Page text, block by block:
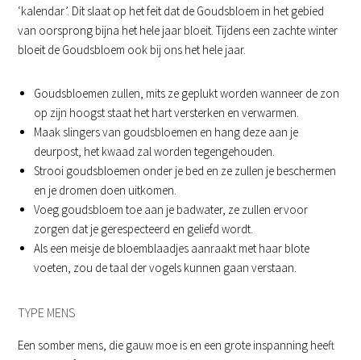
‘kalendar’. Dit slaat op het feit dat de Goudsbloem in het gebied
van oorsprong bijna het hele jaar bloeit. Tijdens een zachte winter
bloeit de Goudsbloem ook bij ons het hele jaar.
Goudsbloemen zullen, mits ze geplukt worden wanneer de zon
op zijn hoogst staat het hart versterken en verwarmen.
Maak slingers van goudsbloemen en hang deze aan je
deurpost, het kwaad zal worden tegengehouden.
Strooi goudsbloemen onder je bed en ze zullen je beschermen
en je dromen doen uitkomen.
Voeg goudsbloem toe aan je badwater, ze zullen ervoor
zorgen dat je gerespecteerd en geliefd wordt.
Als een meisje de bloemblaadjes aanraakt met haar blote
voeten, zou de taal der vogels kunnen gaan verstaan.
TYPE MENS
Een somber mens, die gauw moe is en een grote inspanning heeft